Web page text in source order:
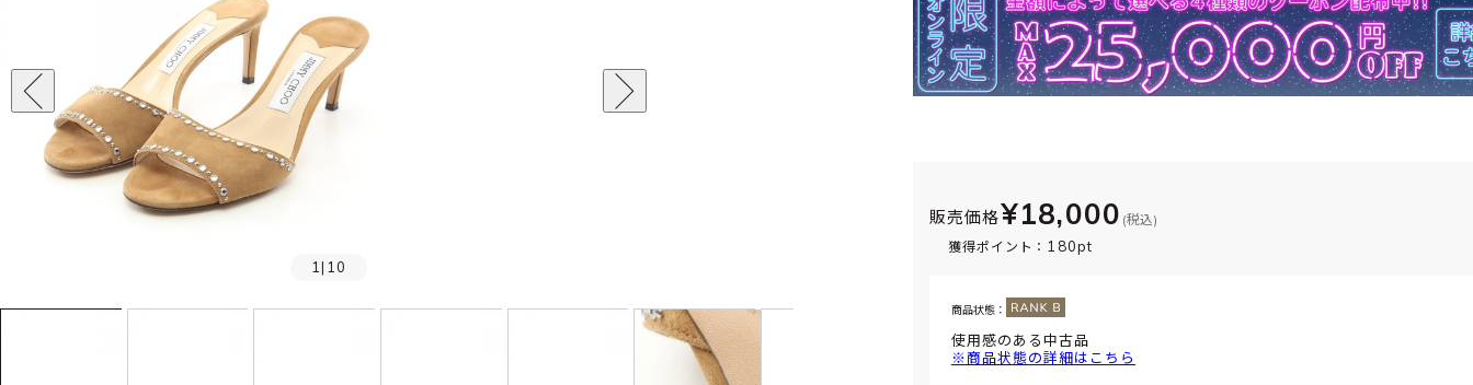
1| 10
販売価格¥18,000 (税込)
獲得ポイント： 180pt
商品状態：
使用感のある中古品
※商品状態の詳細はこちら